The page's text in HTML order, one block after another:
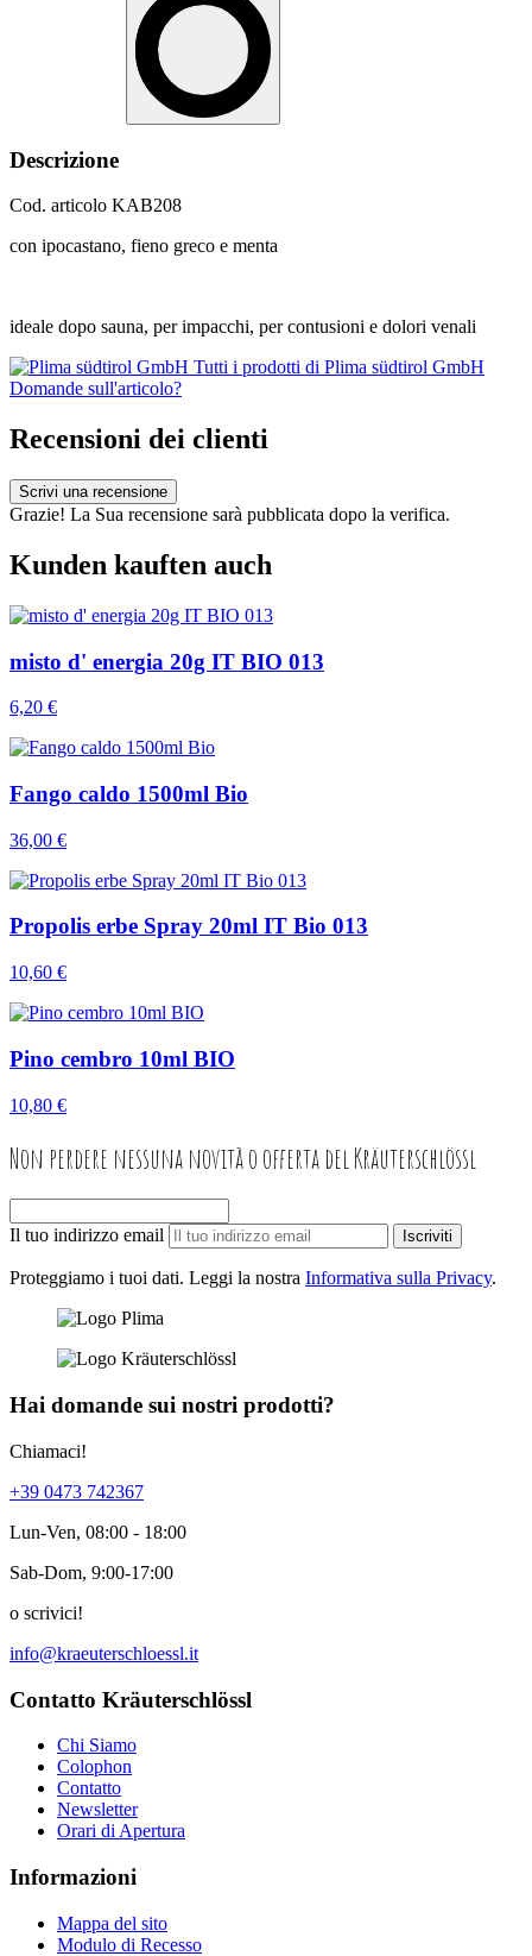
Descrizione
Cod. articolo KAB208
con ipocastano, fieno greco e menta
ideale dopo sauna, per impacchi, per contusioni e dolori venali
Tutti i prodotti di Plima südtirol GmbH
Domande sull'articolo?
Recensioni dei clienti
Scrivi una recensione
Grazie! La Sua recensione sarà pubblicata dopo la verifica.
Kunden kauften auch
misto d' energia 20g IT BIO 013
6,20 €
Fango caldo 1500ml Bio
36,00 €
Propolis erbe Spray 20ml IT Bio 013
10,60 €
Pino cembro 10ml BIO
10,80 €
Non perdere nessuna novità o offerta del Kräuterschlössl
Il tuo indirizzo email Iscriviti
Proteggiamo i tuoi dati. Leggi la nostra Informativa sulla Privacy.
Hai domande sui nostri prodotti?
Chiamaci!
+39 0473 742367
Lun-Ven, 08:00 - 18:00
Sab-Dom, 9:00-17:00
o scrivici!
info@kraeuterschloessl.it
Contatto Kräuterschlössl
Chi Siamo
Colophon
Contatto
Newsletter
Orari di Apertura
Informazioni
Mappa del sito
Modulo di Recesso